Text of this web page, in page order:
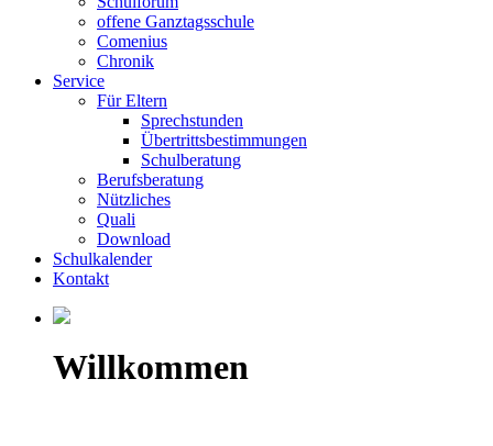
offene Ganztagsschule
Comenius
Chronik
Service
Für Eltern
Sprechstunden
Übertrittsbestimmungen
Schulberatung
Berufsberatung
Nützliches
Quali
Download
Schulkalender
Kontakt
Willkommen